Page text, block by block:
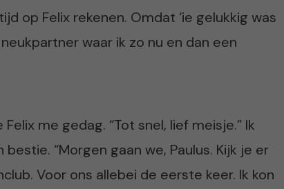
op Felix rekenen. Omdat ‘ie gelukkig was
waar ik zo nu en dan een
me gedag. “Tot snel, lief meisje.” Ik
“Morgen gaan we, Paulus. Kijk je er
Voor ons allebei de eerste keer. Ik kon